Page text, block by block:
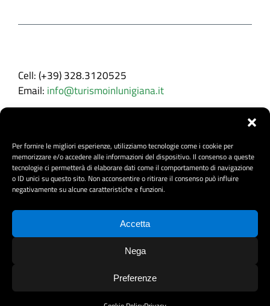
Per fornire le migliori esperienze, utilizziamo tecnologie come i cookie per
memorizzare e/o accedere alle informazioni del dispositivo. Il consenso a queste
tecnologie ci permetterà di elaborare dati come il comportamento di navigazione
o ID unici su questo sito. Non acconsentire o ritirare il consenso può influire
negativamente su alcune caratteristiche e funzioni.
Accetta
Nega
Preferenze
Cell: (+39) 328.3120525
Email: info@turismoinlunigiana.it
project by fantanet